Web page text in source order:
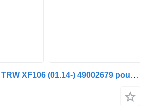
Direction assistée TRW XF106 (01.14-) 49002679 pour tracteur routier DAF XF106 (2014-)